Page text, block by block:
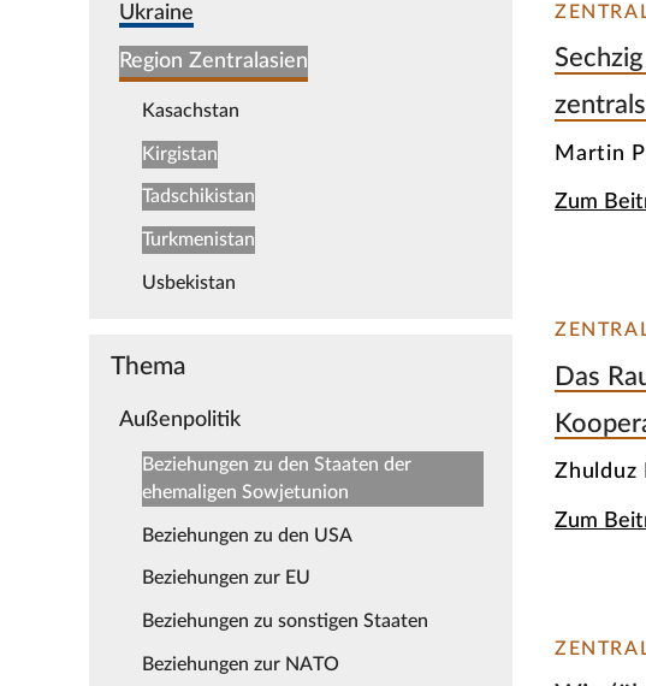
Ukraine
Region Zentralasien
Kasachstan
Kirgistan
Tadschikistan
Turkmenistan
Usbekistan
Thema
Außenpolitik
Beziehungen zu den Staaten der
ehemaligen Sowjetunion
Beziehungen zu den USA
Beziehungen zur EU
Beziehungen zu sonstigen Staaten
Beziehungen zur NATO
Martin
Zum
Das
Zhulduz
Zum